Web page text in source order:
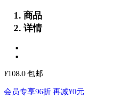
商品
详情
¥108.0 包邮
会员专享96折 再减¥0元